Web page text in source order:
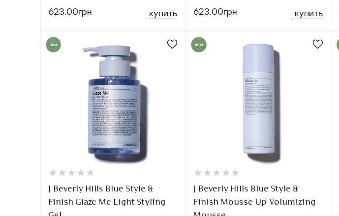
623.00грн купить 623.00грн купить
★
★ ★
★ ★
★ ★
★ ★
★
J Beverly Hills Blue Style &
Finish Glaze Me Light Styling
★
★ ★
★ ★
★ ★
★ ★
★
J Beverly Hills Blue Style &
Finish Mousse Up Volumizing